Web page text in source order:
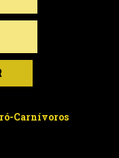
Carnívoros